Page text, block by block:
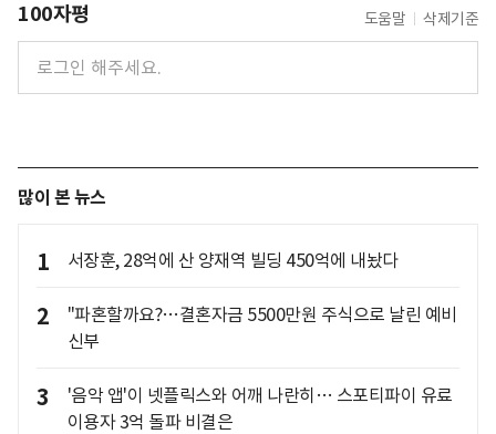
100자평 도움말 삭제기준
많이 본 뉴스
1 서장훈, 28억에 산 양재역 빌딩 450억에 내놨다
2
"파혼할까요?…결혼자금 5500만원 주식으로 날린 예비
신부
3
'음악 앱'이 넷플릭스와 어깨 나란히… 스포티파이 유료
이용자 3억 돌파 비결은